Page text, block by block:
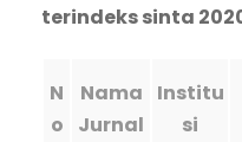
terindeks sinta
N
o
Nama
Jurnal
Institu
si